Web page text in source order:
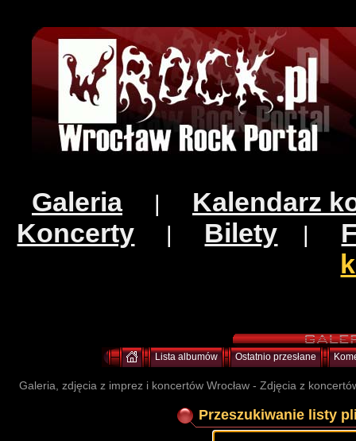
Galeria| Kalendarz
Koncerty | Bilety |
Lista albumów Ostatnio przesłane
Galeria, zdjęcia z imprez i koncertów Wrocław - Zdjęcia z
Przeszukiwanie listy